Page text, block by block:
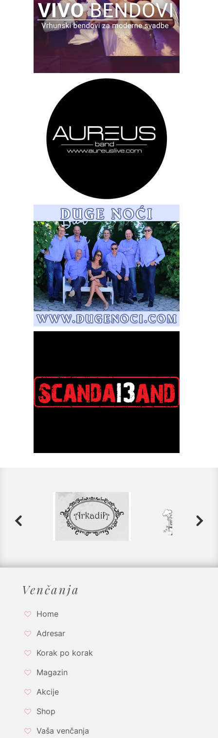
Venčanja
Home
Adresar
Korak po korak
Magazin
Akcije
Shop
Vaša venčanja